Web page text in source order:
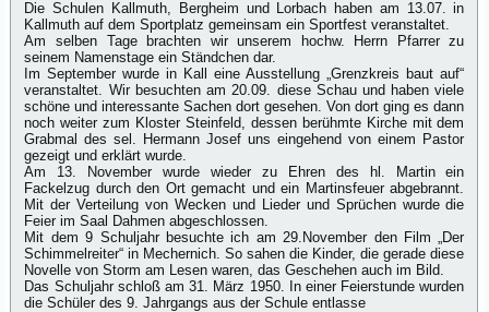
Die Schulen Kallmuth, Bergheim und Lorbach haben am 13.07. in
Kallmuth auf dem Sportplatz gemeinsam ein Sportfest veranstaltet.
Am selben Tage brachten wir unserem hochw. Herrn Pfarrer zu
seinem Namenstage ein Ständchen dar.
Im September wurde in Kall eine Ausstellung „Grenzkreis baut auf“
veranstaltet. Wir besuchten am 20.09. diese Schau und haben viele
schöne und interessante Sachen dort gesehen. Von dort ging es dann
noch weiter zum Kloster Steinfeld, dessen berühmte Kirche mit dem
Grabmal des sel. Hermann Josef uns eingehend von einem Pastor
gezeigt und erklärt wurde.
Am 13. November wurde wieder zu Ehren des hl. Martin ein
Fackelzug durch den Ort gemacht und ein Martinsfeuer abgebrannt.
Mit der Verteilung von Wecken und Lieder und Sprüchen wurde die
Feier im Saal Dahmen abgeschlossen.
Mit dem 9 Schuljahr besuchte ich am 29.November den Film „Der
Schimmelreiter“ in Mechernich. So sahen die Kinder, die gerade diese
Novelle von Storm am Lesen waren, das Geschehen auch im Bild.
Das Schuljahr schloß am 31. März 1950. In einer Feierstunde wurden
die Schüler des 9. Jahrgangs aus der Schule entlasse